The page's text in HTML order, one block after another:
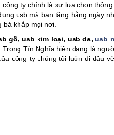
công ty chính là sự lựa chọn thông
usb mà bạn tặng hằng ngày
khắp mọi nơi.
gỗ, usb kim loại, usb da,usb
Trọng Tín Nghĩa hiện đang là
công ty chúng tôi luôn đi đầu